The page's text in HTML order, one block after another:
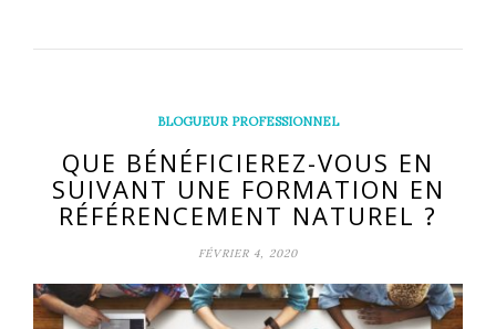
BLOGUEUR PROFESSIONNEL
QUE BÉNÉFICIEREZ-VOUS EN
SUIVANT UNE FORMATION EN
RÉFÉRENCEMENT NATUREL ?
FÉVRIER 4, 2020